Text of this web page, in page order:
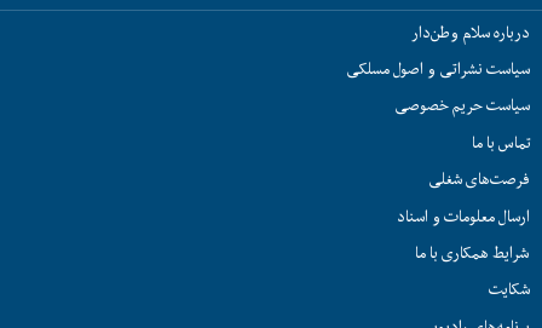
درباره سلام وطن‌دار
سیاست نشراتی و اصول مسلکی
سیاست حریم خصوصی
تماس با ما
فرصت‌های شغلی
ارسال معلومات و اسناد
شرایط همکاری با ما
شکایت